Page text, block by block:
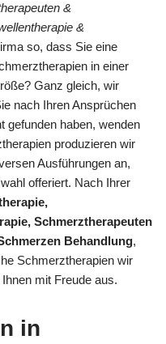
&
&
so, dass Sie eine
in einer
Ganz gleich, wir
nach Ihren Ansprüchen
gefunden haben, wenden
produzieren wir
Ausführungen an,
offeriert. Nach Ihrer
Schmerztherapeuten
Behandlung,
Schmerztherapien wir
mit Freude aus.
in